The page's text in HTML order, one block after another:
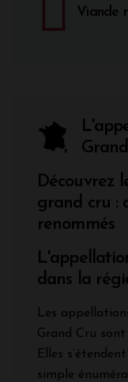
Viande
Découvrez
grand cru :
renommés
dans la
Les
Grand Cru
Elles
simple